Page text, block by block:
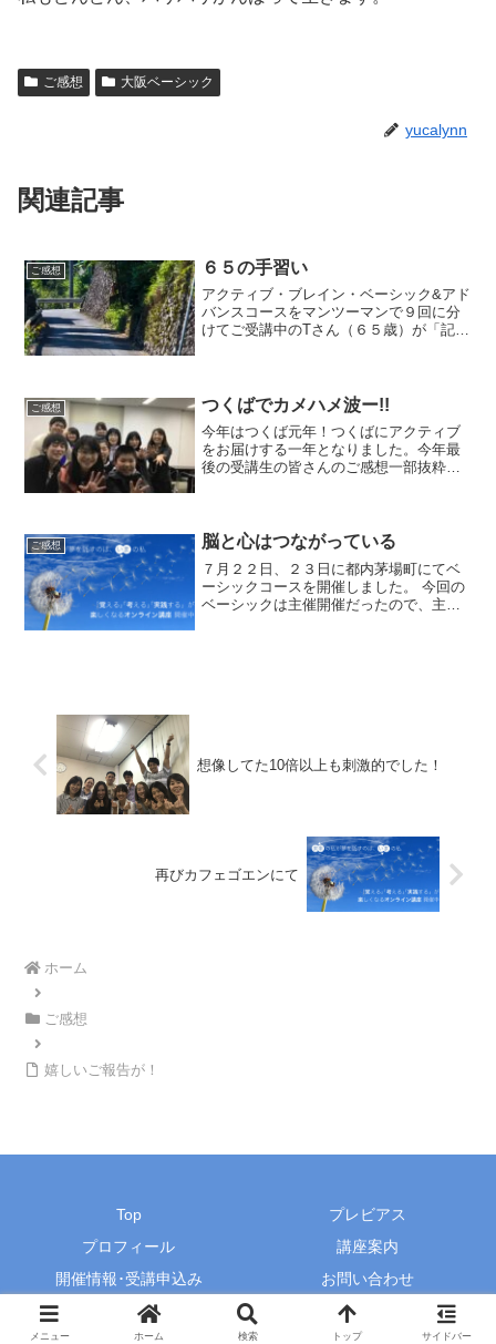
ご感想 大阪ベーシック
yucalynn
関連記事
ご感想 ６５の手習い
アクティブ・ブレイン・ベーシック&アド
バンスコースをマンツーマンで９回に分
けてご受講中のTさん（６５歳）が「記憶
だそうです。幼い頃、...
ご感想 つくばでカメハメ波ー!!
今年はつくば元年！つくばにアクティブ
をお届けする一年となりました。今年最
後の受講生の皆さんのご感想一部抜粋で
法を取得すれば）記憶...
ご感想 脳と心はつながっている
７月２２日、２３日に都内茅場町にてベ
ーシックコースを開催しました。 今回の
ベーシックは主催開催だったので、主催
想像してた10倍以上も刺激的でした！
再びカフェゴエンにて
ホーム
ご感想
嬉しいご報告が！
Top
プレビアス
プロフィール
講座案内
開催情報･受講申込み
お問い合わせ
© 2015-2026 プレビアス・田辺由香里オフィシャルサイト.
メニュー ホーム 検索 トップ サイドバー